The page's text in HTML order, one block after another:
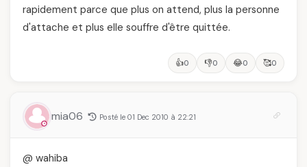
rapidement parce que plus on attend, plus la personne
d'attache et plus elle souffre d'être quittée.
👍0 👎0 😂0 🥰0
mia06 Posté le 01 Dec 2010 à 22:21
@ wahiba